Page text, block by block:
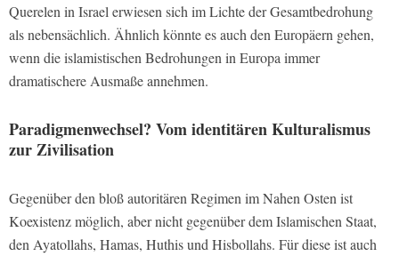
Querelen in Israel erwiesen sich im Lichte der Gesamtbedrohung
als nebensächlich. Ähnlich könnte es auch den Europäern gehen,
wenn die islamistischen Bedrohungen in Europa immer
dramatischere Ausmaße annehmen.
Paradigmenwechsel? Vom identitären Kulturalismus
zur Zivilisation
Gegenüber den bloß autoritären Regimen im Nahen Osten ist
Koexistenz möglich, aber nicht gegenüber dem Islamischen Staat,
den Ayatollahs, Hamas, Huthis und Hisbollahs. Für diese ist auch